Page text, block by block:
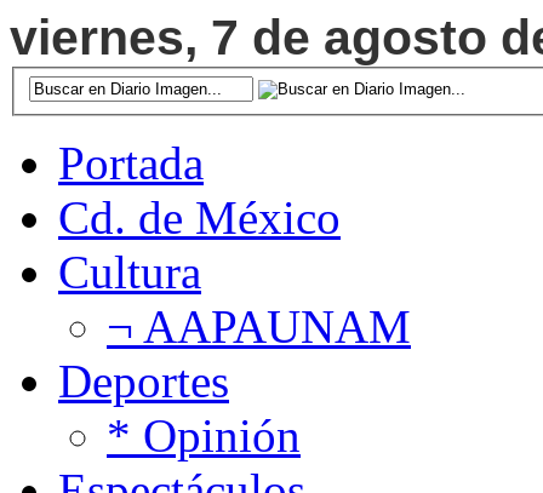
viernes, 7 de agosto
Portada
Cd. de México
Cultura
¬ AAPAUNAM
Deportes
* Opinión